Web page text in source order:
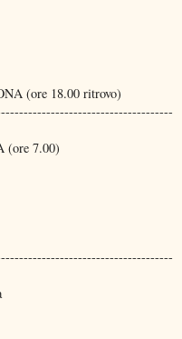
(ore 18.00 ritrovo)
(ore 7.00)